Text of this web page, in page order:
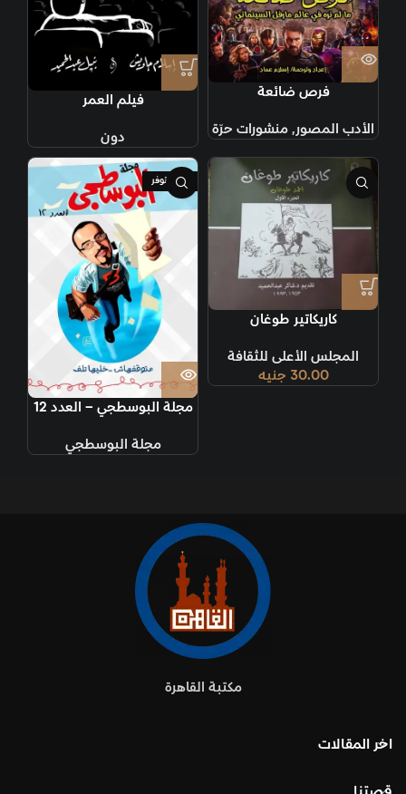
فرص ضائعة
الأدب المصور, منشورات حرّة
فيلم العمر
دون
كاريكاتير طوغان
المجلس الأعلى للثقافة
30.00 جنيه
غير متوفر
مجلة البوسطجي – العدد 12
مجلة البوسطجي
مكتبة القاهرة
اخر المقالات